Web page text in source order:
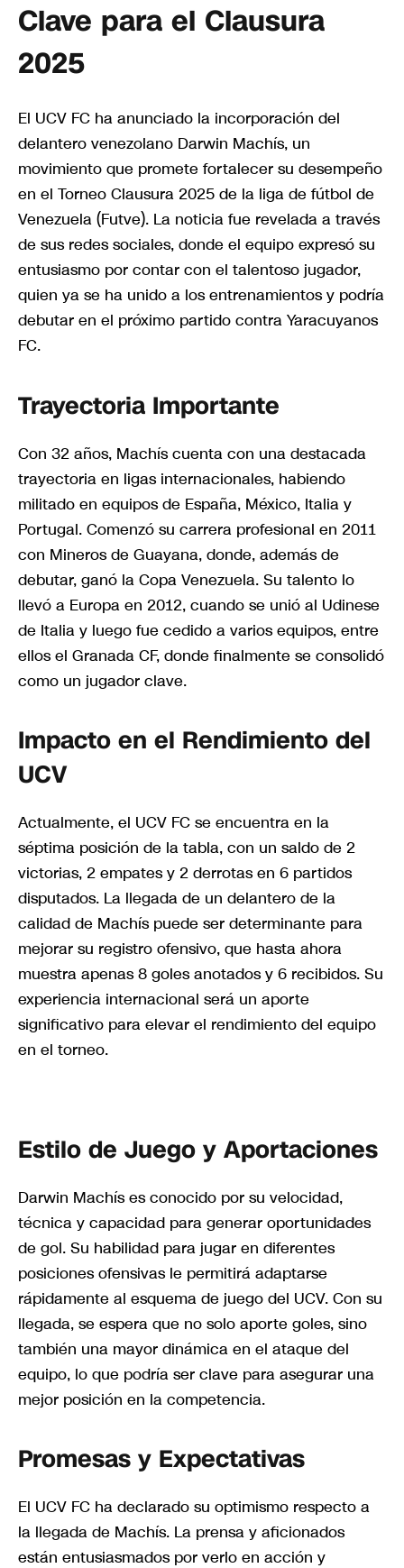
Clave para el Clausura
2025
El UCV FC ha anunciado la incorporación del
delantero venezolano Darwin Machís, un
movimiento que promete fortalecer su desempeño
en el Torneo Clausura 2025 de la liga de fútbol de
Venezuela (Futve). La noticia fue revelada a través
de sus redes sociales, donde el equipo expresó su
entusiasmo por contar con el talentoso jugador,
quien ya se ha unido a los entrenamientos y podría
debutar en el próximo partido contra Yaracuyanos
FC.
Trayectoria Importante
Con 32 años, Machís cuenta con una destacada
trayectoria en ligas internacionales, habiendo
militado en equipos de España, México, Italia y
Portugal. Comenzó su carrera profesional en 2011
con Mineros de Guayana, donde, además de
debutar, ganó la Copa Venezuela. Su talento lo
llevó a Europa en 2012, cuando se unió al Udinese
de Italia y luego fue cedido a varios equipos, entre
ellos el Granada CF, donde finalmente se consolidó
como un jugador clave.
Impacto en el Rendimiento del
UCV
Actualmente, el UCV FC se encuentra en la
séptima posición de la tabla, con un saldo de 2
victorias, 2 empates y 2 derrotas en 6 partidos
disputados. La llegada de un delantero de la
calidad de Machís puede ser determinante para
mejorar su registro ofensivo, que hasta ahora
muestra apenas 8 goles anotados y 6 recibidos. Su
experiencia internacional será un aporte
significativo para elevar el rendimiento del equipo
en el torneo.
Estilo de Juego y Aportaciones
Darwin Machís es conocido por su velocidad,
técnica y capacidad para generar oportunidades
de gol. Su habilidad para jugar en diferentes
posiciones ofensivas le permitirá adaptarse
rápidamente al esquema de juego del UCV. Con su
llegada, se espera que no solo aporte goles, sino
también una mayor dinámica en el ataque del
equipo, lo que podría ser clave para asegurar una
mejor posición en la competencia.
Promesas y Expectativas
El UCV FC ha declarado su optimismo respecto a
la llegada de Machís. La prensa y aficionados
están entusiasmados por verlo en acción y